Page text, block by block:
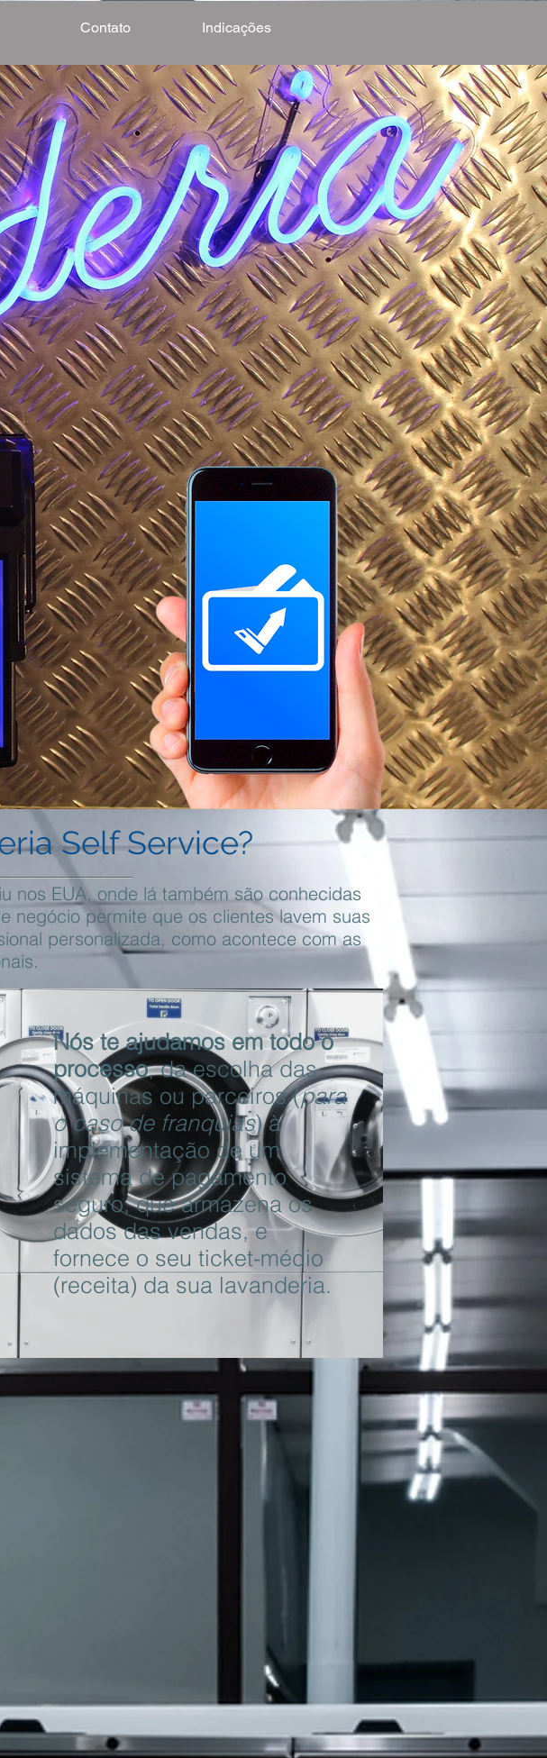
Contato Indicações
Self Service?
nos EUA, onde lá também são conhecidas
negócio permite que os clientes lavem suas
personalizada, como acontece com as
Nós te ajudamos em todo o
processo, da escolha das
máquinas ou parceiros (para
o caso de franquias) à
implementação de um
sistema de pagamento
seguro, que armazena os
dados das vendas, e
fornece o seu ticket-médio
(receita) da sua lavanderia.